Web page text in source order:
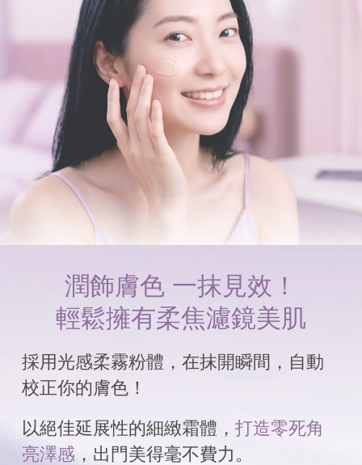
潤飾膚色 一抹見效！
輕鬆擁有柔焦濾鏡美肌
採用光感柔霧粉體，在抹開瞬間，自動
校正你的膚色！
以絕佳延展性的細緻霜體， 打造零死角
亮澤感 ，出門美得毫不費力。